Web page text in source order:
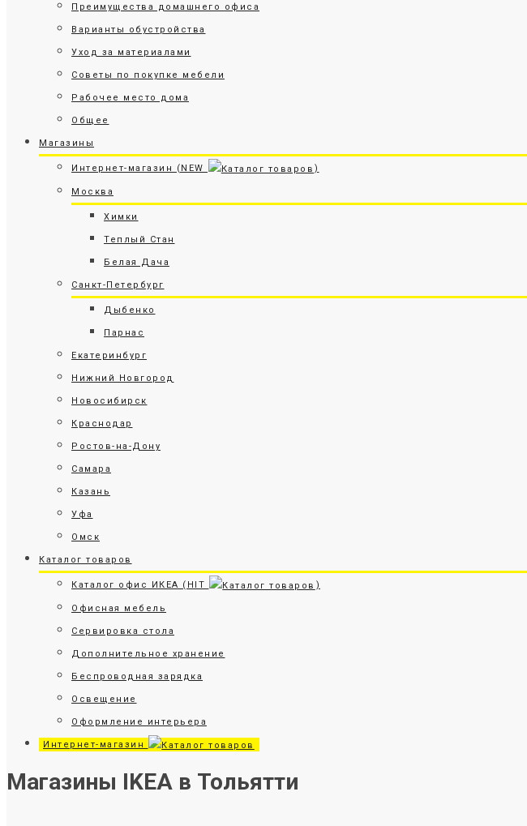
Преимущества домашнего офиса
Варианты обустройства
Уход за материалами
Советы по покупке мебели
Рабочее место дома
Общее
Магазины
Интернет-магазин (NEW )
Москва
Химки
Теплый Стан
Белая Дача
Санкт-Петербург
Дыбенко
Парнас
Екатеринбург
Нижний Новгород
Новосибирск
Краснодар
Ростов-на-Дону
Самара
Казань
Уфа
Омск
Каталог товаров
Каталог офис ИКЕА (HIT )
Офисная мебель
Сервировка стола
Дополнительное хранение
Беспроводная зарядка
Освещение
Оформление интерьера
Интернет-магазин
Магазины IKEA в Тольятти